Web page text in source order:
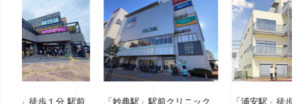
「妙典駅」駅前クリニック
「浦安駅」徒歩１分 新築都